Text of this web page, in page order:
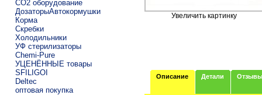
CO2 оборудование
ДозаторыАвтокормушки
Корма
Скребки
Холодильники
УФ стерилизаторы
Chemi-Pure
УЦЕНЁННЫЕ товары
SFILIGOI
Deltec
оптовая покупка
Увеличить картинку
Описание Детали Отзывы